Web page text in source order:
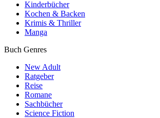
Kinderbücher
Kochen & Backen
Krimis & Thriller
Manga
Buch Genres
New Adult
Ratgeber
Reise
Romane
Sachbücher
Science Fiction